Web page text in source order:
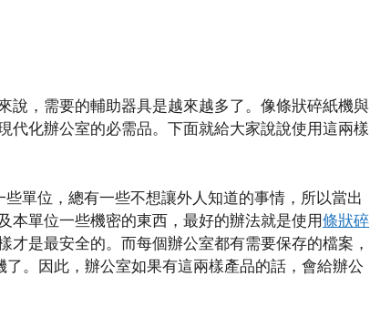
說，需要的輔助器具是越來越多了。像條狀碎紙機與
代化辦公室的必需品。下面就給大家說說使用這兩樣
單位，總有一些不想讓外人知道的事情，所以當出
本單位一些機密的東西，最好的辦法就是使用條狀碎
才是最安全的。而每個辦公室都有需要保存的檔案，
。因此，辦公室如果有這兩樣產品的話，會給辦公